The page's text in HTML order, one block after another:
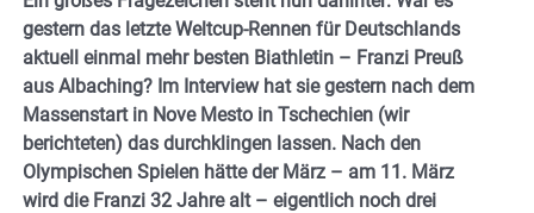
gestern das letzte Weltcup-Rennen für Deutschlands
aktuell einmal mehr besten Biathletin – Franzi Preuß
aus Albaching? Im Interview hat sie gestern nach dem
Massenstart in Nove Mesto in Tschechien (wir
berichteten) das durchklingen lassen. Nach den
Olympischen Spielen hätte der März – am 11. März
wird die Franzi 32 Jahre alt – eigentlich noch drei